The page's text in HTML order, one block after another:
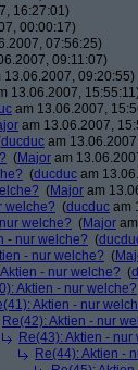
16:27:01)
00:00:17)
07:56:25)
09:11:07)
13.06.2007, 09:20:55)
13.06.2007, 15:55:11)
am 13.06.2007,
am 13.06.2007,
ducduc am
(Major am
(ducduc am
(Major am
welche? (ducduc am
welche? (Major
- nur welche? (
- nur welche? (
- nur welche? (
Aktien - nur welche?
Aktien - nur
Re(42): Aktien - nur
Re(43): Aktien - nur
Re(44): Aktien -